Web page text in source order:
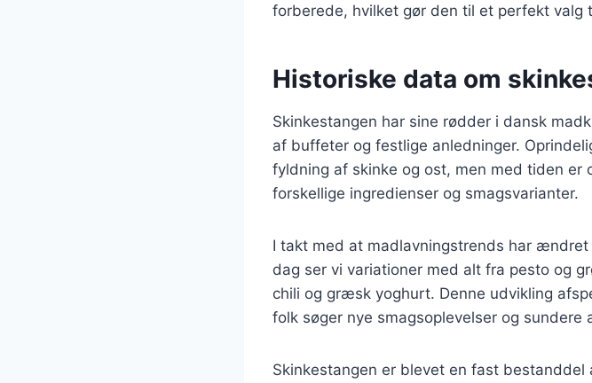
forberede, hvilket gør den til et perfekt
Historiske data om
Skinkestangen har sine rødder i dansk
af buffeter og festlige anledninger.
fyldning af skinke og ost, men med tiden
forskellige ingredienser og smagsvarianter.
I takt med at madlavningstrends har
dag ser vi variationer med alt fra pesto og
chili og græsk yoghurt. Denne udvikling
folk søger nye smagsoplevelser og sundere
Skinkestangen er blevet en fast